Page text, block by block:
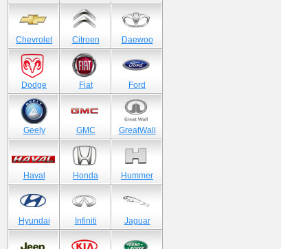
Chevrolet Citroen Daewoo
Dodge Fiat Ford
Geely GMC GreatWall
Haval Honda Hummer
Hyundai Infiniti Jaguar